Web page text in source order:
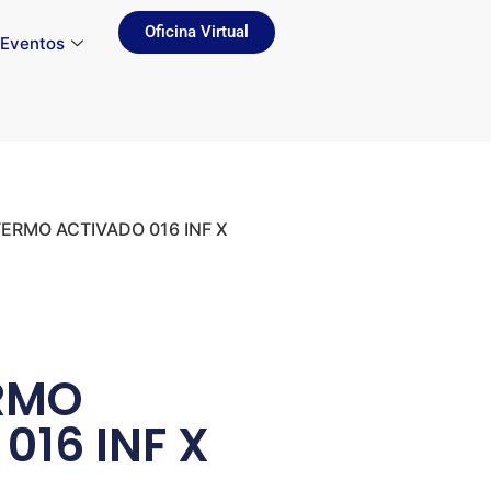
Eventos
Oficina Virtual
ACTIVADO 016 INF X
INF X